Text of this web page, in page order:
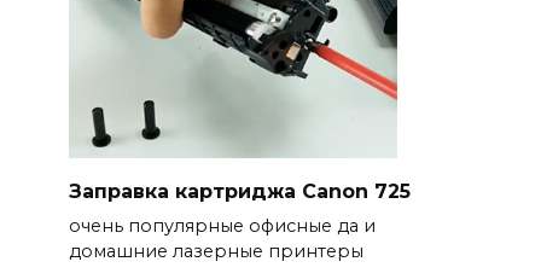
Заправка картриджа Canon 725
очень популярные офисные да и
домашние лазерные принтеры